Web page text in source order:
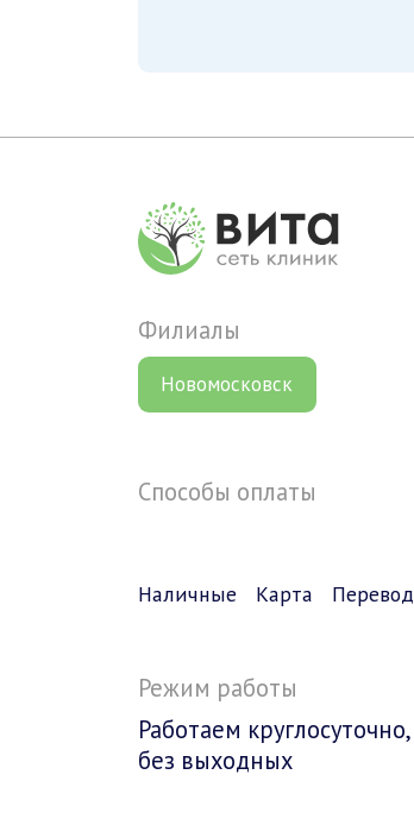
Филиалы
Новомосковск
Способы оплаты
Наличные Карта Перевод
Режим работы
Работаем круглосуточно,
без выходных